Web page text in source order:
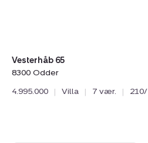
Vesterhåb 65
8300 Odder
4.995.000
| Villa | 7 vær. |